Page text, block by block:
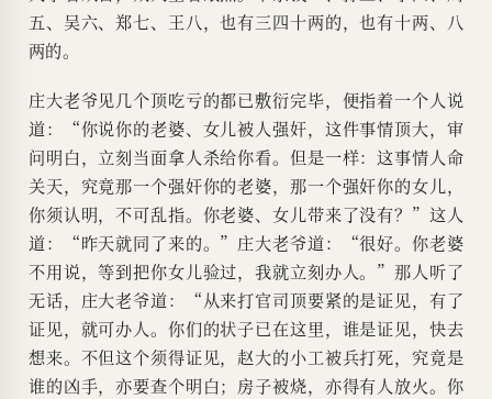
五、吴六、郑七、王八，也有三四十两的，也有十两、八
两的。
庄大老爷见几个顶吃亏的都已敷衍完毕，便指着一个人说
道：“你说你的老婆、女儿被人强奸，这件事情顶大，审
问明白，立刻当面拿人杀给你看。但是一样：这事情人命
关天，究竟那一个强奸你的老婆，那一个强奸你的女儿，
你须认明，不可乱指。你老婆、女儿带来了没有？”这人
道：“昨天就同了来的。”庄大老爷道：“很好。你老婆
不用说，等到把你女儿验过，我就立刻办人。”那人听了
无话，庄大老爷道：“从来打官司顶要紧的是证见，有了
证见，就可办人。你们的状子已在这里，谁是证见，快去
想来。不但这个须得证见，赵大的小工被兵打死，究竟是
谁的凶手，亦要查个明白；房子被烧，亦得有人放火。你